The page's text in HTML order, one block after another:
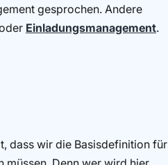
gesprochen. Andere
Einladungsmanagement.
dass wir die Basisdefinition für